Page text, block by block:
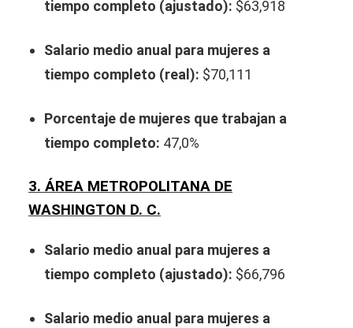
tiempo completo (ajustado): $63,918
Salario medio anual para mujeres a
tiempo completo (real): $70,111
Porcentaje de mujeres que trabajan a
tiempo completo: 47,0%
3. ÁREA METROPOLITANA DE
WASHINGTON D. C.
Salario medio anual para mujeres a
tiempo completo (ajustado): $66,796
Salario medio anual para mujeres a